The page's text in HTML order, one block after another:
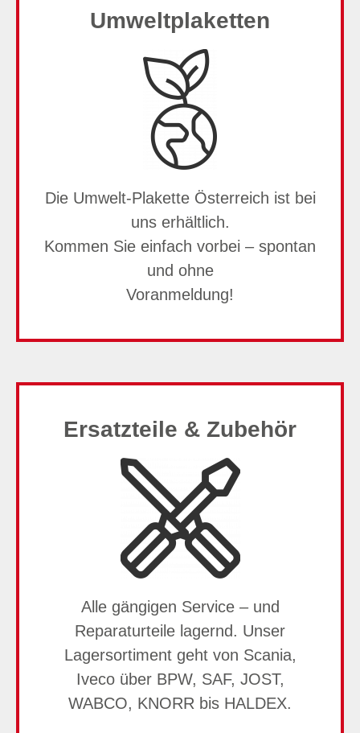
Umweltplaketten
Die Umwelt-Plakette Österreich ist bei
uns erhältlich.
Kommen Sie einfach vorbei – spontan
und ohne
Voranmeldung!
Ersatzteile & Zubehör
Alle gängigen Service – und
Reparaturteile lagernd. Unser
Lagersortiment geht von Scania,
Iveco über BPW, SAF, JOST,
WABCO, KNORR bis HALDEX.